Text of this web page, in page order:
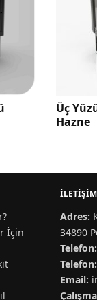
Çelik
İçin
İLETIŞIM
Adres:
34890
Telefon:
Telefon:
Email: